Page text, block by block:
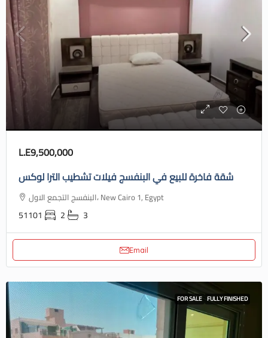
L.E9,500,000
شقة فاخرة للبيع في البنفسج فيلات تشطيب الترا لوكس
البنفسج التجمع الاول، New Cairo 1, Egypt
51101 2 3
Email
FOR SALE FULLY FINISHED